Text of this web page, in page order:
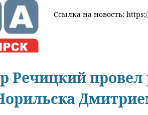
Ссылка на новость:
Речицкий